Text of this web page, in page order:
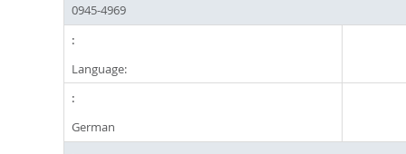
0945-4969
Language:
German